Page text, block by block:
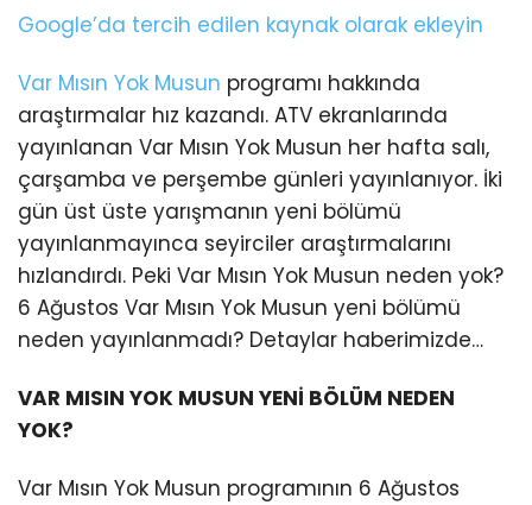
Google’da tercih edilen kaynak olarak ekleyin
Var Mısın Yok Musun programı hakkında
araştırmalar hız kazandı. ATV ekranlarında
yayınlanan Var Mısın Yok Musun her hafta salı,
çarşamba ve perşembe günleri yayınlanıyor. İki
gün üst üste yarışmanın yeni bölümü
yayınlanmayınca seyirciler araştırmalarını
hızlandırdı. Peki Var Mısın Yok Musun neden yok?
6 Ağustos Var Mısın Yok Musun yeni bölümü
neden yayınlanmadı? Detaylar haberimizde…
VAR MISIN YOK MUSUN YENİ BÖLÜM NEDEN
YOK?
Var Mısın Yok Musun programının 6 Ağustos